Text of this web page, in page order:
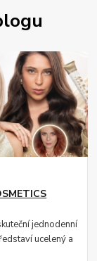
jednodenní
ucelený a